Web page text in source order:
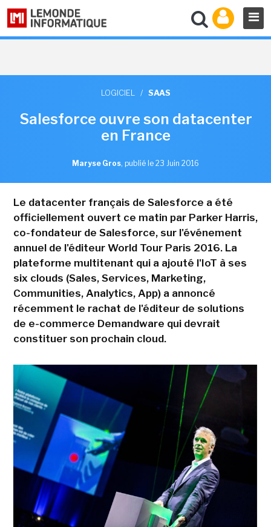
LOGICIEL / SAAS
Salesforce ouvre son datacenter
en France
Maryse Gros, publié le 23 Juin 2016
Le datacenter français de Salesforce a été
officiellement ouvert ce matin par Parker Harris,
co-fondateur de Salesforce, sur l'événement
annuel de l'éditeur World Tour Paris 2016. La
plateforme multitenant qui a ajouté l'IoT à ses
six clouds (Sales, Services, Marketing,
Communities, Analytics, App) a annoncé
récemment le rachat de l'éditeur de solutions
de e-commerce Demandware qui devrait
constituer son prochain cloud.